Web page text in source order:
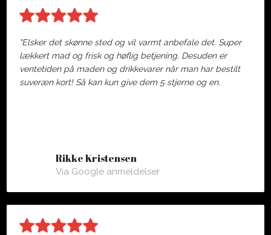
"Elsker det skønne sted og vil varmt anbefale det. Super
lækkert mad og frisk og høflig betjening. Desuden er
ventetiden på maden og drikkevarer når man har bestilt
suveræn kort! Så kan kun give dem 5 stjerne og en.
Rikke Kristensen
Via Google anmeldelser